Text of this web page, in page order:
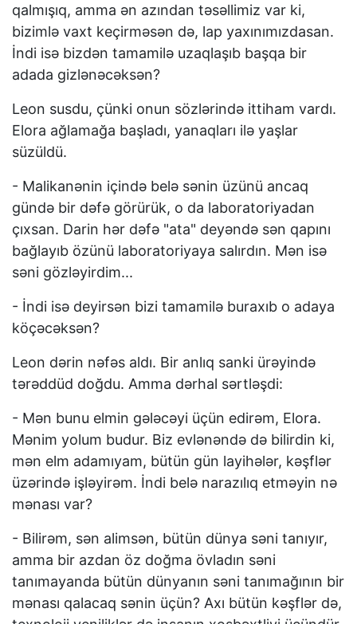
qalmışıq, amma ən azından təsəllimiz var ki,
bizimlə vaxt keçirməsən də, lap yaxınımızdasan.
İndi isə bizdən tamamilə uzaqlaşıb başqa bir
adada gizlənəcəksən?
Leon susdu, çünki onun sözlərində ittiham vardı.
Elora ağlamağa başladı, yanaqları ilə yaşlar
süzüldü.
- Malikanənin içində belə sənin üzünü ancaq
gündə bir dəfə görürük, o da laboratoriyadan
çıxsan. Darin hər dəfə "ata" deyəndə sən qapını
bağlayıb özünü laboratoriyaya salırdın. Mən isə
səni gözləyirdim...
- İndi isə deyirsən bizi tamamilə buraxıb o adaya
köçəcəksən?
Leon dərin nəfəs aldı. Bir anlıq sanki ürəyində
tərəddüd doğdu. Amma dərhal sərtləşdi:
- Mən bunu elmin gələcəyi üçün edirəm, Elora.
Mənim yolum budur. Biz evlənəndə də bilirdin ki,
mən elm adamıyam, bütün gün layihələr, kəşflər
üzərində işləyirəm. İndi belə narazılıq etməyin nə
mənası var?
- Bilirəm, sən alimsən, bütün dünya səni tanıyır,
amma bir azdan öz doğma övladın səni
tanımayanda bütün dünyanın səni tanımağının bir
mənası qalacaq sənin üçün? Axı bütün kəşflər də,